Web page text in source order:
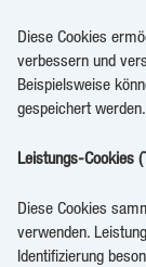
Diese Cookies
verbessern und
Beispielsweise
gespeichert werden.
Leistungs-Cookies
Diese Cookies
verwenden.
Identifizierung